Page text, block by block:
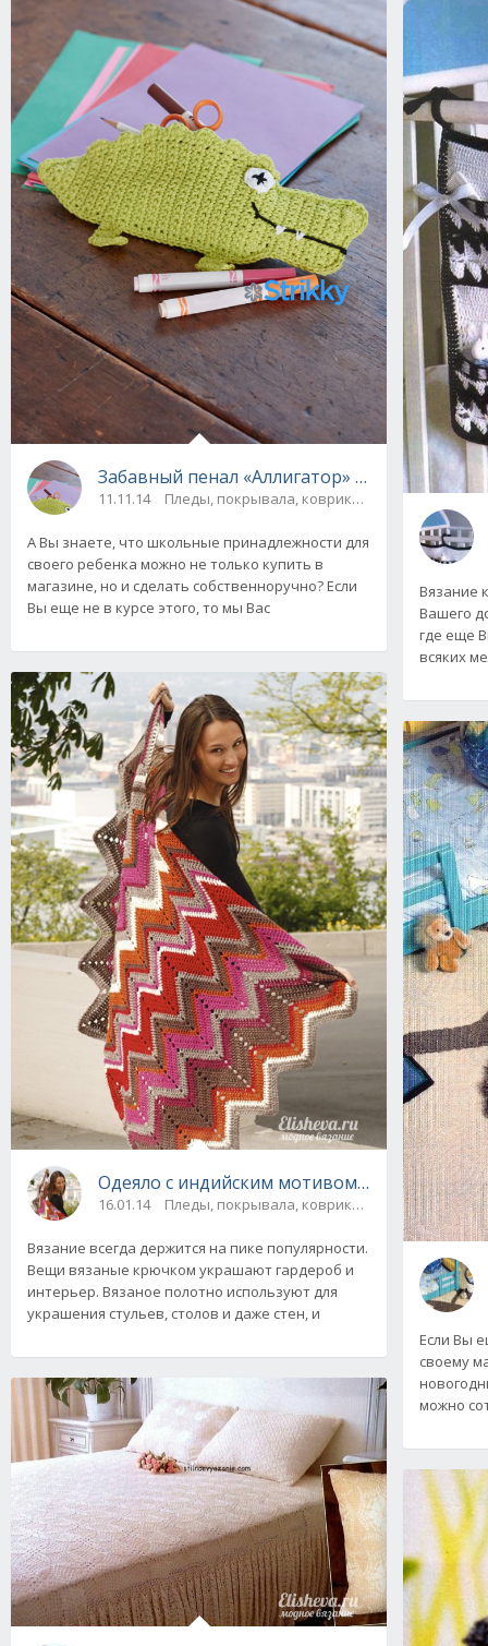
Забавный пенал «Аллигатор» вязаный
11.11.14 Пледы, покрывала, коврики и др.
А Вы знаете, что школьные принадлежности для
своего ребенка можно не только купить в
магазине, но и сделать собственноручно? Если
Вы еще не в курсе этого, то мы Вас
Одеяло с индийским мотивом от Drops
16.01.14 Пледы, покрывала, коврики и др.
Вязание всегда держится на пике популярности.
Вещи вязаные крючком украшают гардероб и
интерьер. Вязаное полотно используют для
украшения стульев, столов и даже стен, и
Вязание
Вашего
где еще
всяких
Если Вы
своему
можно